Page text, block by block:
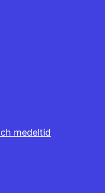
medeltid